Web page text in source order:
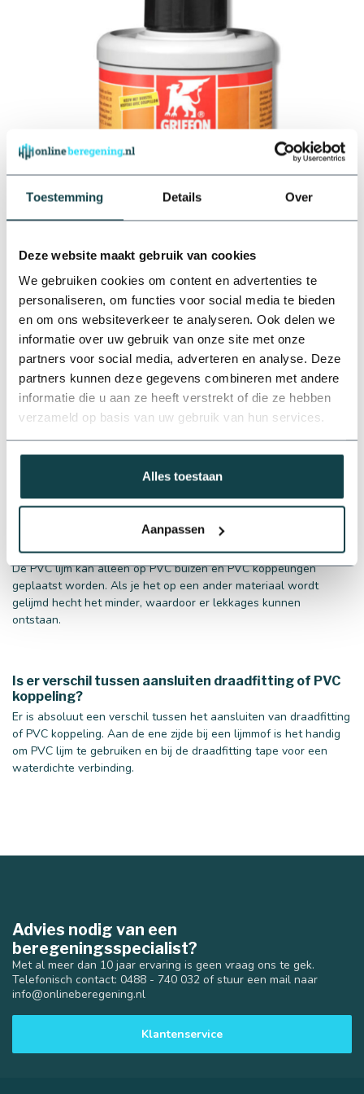
Toestemming Details Over
Deze website maakt gebruik van cookies
We gebruiken cookies om content en advertenties te
personaliseren, om functies voor social media te bieden
en om ons websiteverkeer te analyseren. Ook delen we
informatie over uw gebruik van onze site met onze
partners voor social media, adverteren en analyse. Deze
partners kunnen deze gegevens combineren met andere
informatie die u aan ze heeft verstrekt of die ze hebben
verzameld op basis van uw gebruik van hun services.
Alles toestaan
Aanpassen
Om eenpvc buiste kunnen plaatsen, heb je lijm en montage
nodig om de installatie makkelijk te laten verlopen. Maak gebruik
van deGriffon lijm om koppelingen aan eenpvc buiste plaatsen
enGriffon reinigerom de buis en koppelingen van tevoren te
reinigen. Kort de pvc buis in door middel van dekniptang.
Zo bieden wij diverse lijm en montagehulpmiddelen aan voor de
pvc buis om de installatie makkelijker te maken. Bekijk ons
assortiment met hoogwaardige producten voor een scherpe prijs!
Kan de PVC lijm ook op andere materialen gebruikt
worden?
De PVC lijm kan alleen op PVC buizen en PVC koppelingen
geplaatst worden. Als je het op een ander materiaal wordt
gelijmd hecht het minder, waardoor er lekkages kunnen
ontstaan.
Is er verschil tussen aansluiten draadfitting of PVC
koppeling?
Er is absoluut een verschil tussen het aansluiten van draadfitting
of PVC koppeling. Aan de ene zijde bij een lijmmof is het handig
om PVC lijm te gebruiken en bij de draadfitting tape voor een
waterdichte verbinding.
Advies nodig van een
beregeningsspecialist?
Met al meer dan 10 jaar ervaring is geen vraag ons te gek.
Telefonisch contact: 0488 - 740 032 of stuur een mail naar
info@onlineberegening.nl
Klantenservice